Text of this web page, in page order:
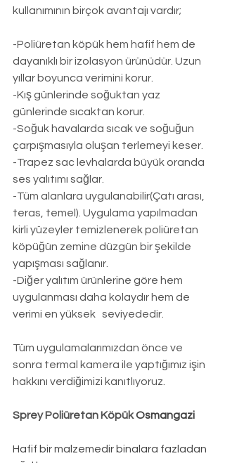
kullanımının birçok avantajı vardır;
-Poliüretan köpük hem hafif hem de
dayanıklı bir izolasyon ürünüdür. Uzun
yıllar boyunca verimini korur.
-Kış günlerinde soğuktan yaz
günlerinde sıcaktan korur.
-Soğuk havalarda sıcak ve soğuğun
çarpışmasıyla oluşan terlemeyi keser.
-Trapez sac levhalarda büyük oranda
ses yalıtımı sağlar.
-Tüm alanlara uygulanabilir(Çatı arası,
teras, temel). Uygulama yapılmadan
kirli yüzeyler temizlenerek poliüretan
köpüğün zemine düzgün bir şekilde
yapışması sağlanır.
-Diğer yalıtım ürünlerine göre hem
uygulanması daha kolaydır hem de
verimi en yüksek   seviyededir.
Tüm uygulamalarımızdan önce ve
sonra termal kamera ile yaptığımız işin
hakkını verdiğimizi kanıtlıyoruz.
Sprey Poliüretan Köpük Osmangazi
Hafif bir malzemedir binalara fazladan